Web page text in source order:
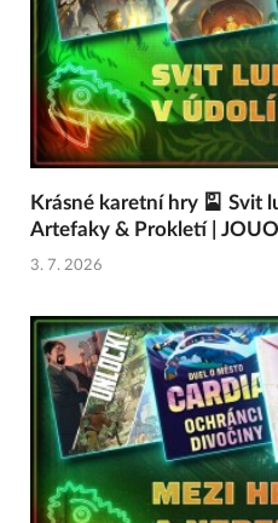
Krásné karetní hry 🎴 Svit
Artefaky & Prokletí |
3. 7. 2026